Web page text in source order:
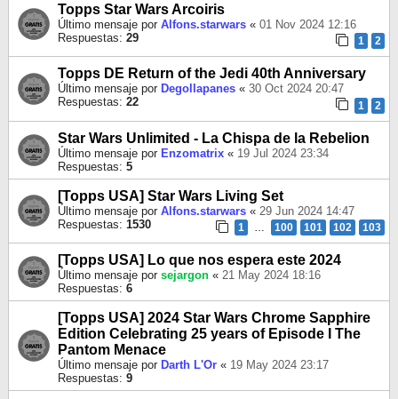
Topps Star Wars Arcoiris
Último mensaje por Alfons.starwars « 01 Nov 2024 12:16
Respuestas: 29 1 2
Topps DE Return of the Jedi 40th Anniversary
Último mensaje por Degollapanes « 30 Oct 2024 20:47
Respuestas: 22 1 2
Star Wars Unlimited - La Chispa de la Rebelion
Último mensaje por Enzomatrix « 19 Jul 2024 23:34
Respuestas: 5
[Topps USA] Star Wars Living Set
Último mensaje por Alfons.starwars « 29 Jun 2024 14:47
Respuestas: 1530 1 … 100 101 102 103
[Topps USA] Lo que nos espera este 2024
Último mensaje por sejargon « 21 May 2024 18:16
Respuestas: 6
[Topps USA] 2024 Star Wars Chrome Sapphire
Edition Celebrating 25 years of Episode I The
Pantom Menace
Último mensaje por Darth L'Or « 19 May 2024 23:17
Respuestas: 9